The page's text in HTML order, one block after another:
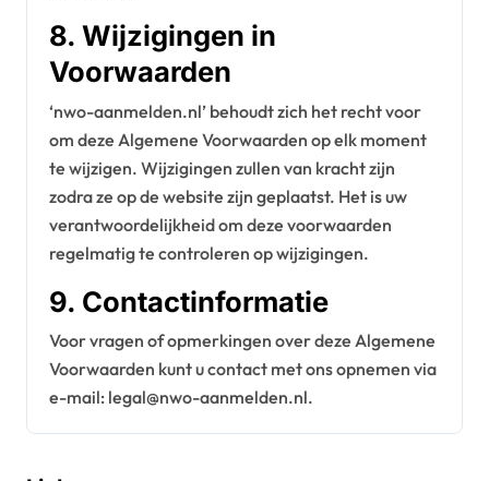
8. Wijzigingen in
Voorwaarden
‘nwo-aanmelden.nl’ behoudt zich het recht voor
om deze Algemene Voorwaarden op elk moment
te wijzigen. Wijzigingen zullen van kracht zijn
zodra ze op de website zijn geplaatst. Het is uw
verantwoordelijkheid om deze voorwaarden
regelmatig te controleren op wijzigingen.
9. Contactinformatie
Voor vragen of opmerkingen over deze Algemene
Voorwaarden kunt u contact met ons opnemen via
e-mail: legal@nwo-aanmelden.nl.